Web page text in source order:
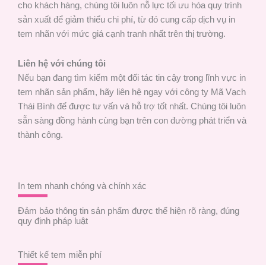
cho khách hàng, chúng tôi luôn nỗ lực tối ưu hóa quy trình
sản xuất để giảm thiểu chi phí, từ đó cung cấp dịch vụ in
tem nhãn với mức giá cạnh tranh nhất trên thị trường.
Liên hệ với chúng tôi
Nếu bạn đang tìm kiếm một đối tác tin cậy trong lĩnh vực in
tem nhãn sản phẩm, hãy liên hệ ngay với công ty Mã Vạch
Thái Bình để được tư vấn và hỗ trợ tốt nhất. Chúng tôi luôn
sẵn sàng đồng hành cùng bạn trên con đường phát triển và
thành công.
In tem nhanh chóng và chính xác
Đảm bảo thông tin sản phẩm được thể hiện rõ ràng, đúng
quy định pháp luật
Thiết kế tem miễn phí